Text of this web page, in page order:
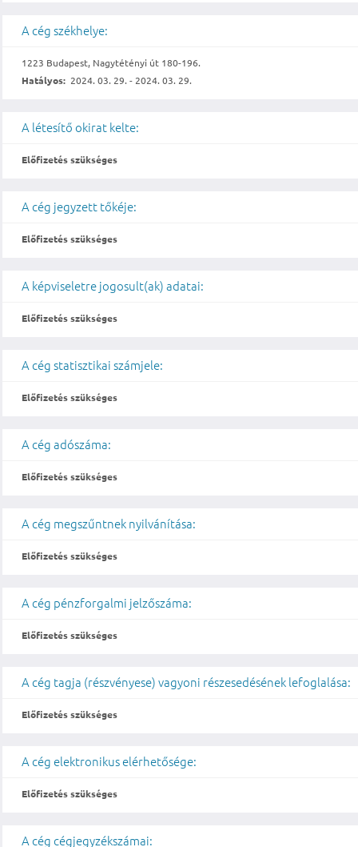
A cég székhelye:
1223 Budapest, Nagytétényi út 180-196.
Hatályos: 2024. 03. 29. - 2024. 03. 29.
A létesítő okirat kelte:
Előfizetés szükséges
A cég jegyzett tőkéje:
Előfizetés szükséges
A képviseletre jogosult(ak) adatai:
Előfizetés szükséges
A cég statisztikai számjele:
Előfizetés szükséges
A cég adószáma:
Előfizetés szükséges
A cég megszűntnek nyilvánítása:
Előfizetés szükséges
A cég pénzforgalmi jelzőszáma:
Előfizetés szükséges
A cég tagja (részvényese) vagyoni részesedésének lefoglalása:
Előfizetés szükséges
A cég elektronikus elérhetősége:
Előfizetés szükséges
A cég cégjegyzékszámai: